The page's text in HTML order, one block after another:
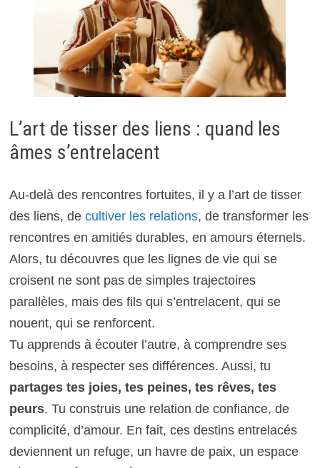
L’art de tisser des liens : quand les
âmes s’entrelacent
Au-delà des rencontres fortuites, il y a l’art de tisser
des liens, de cultiver les relations, de transformer les
rencontres en amitiés durables, en amours éternels.
Alors, tu découvres que les lignes de vie qui se
croisent ne sont pas de simples trajectoires
parallèles, mais des fils qui s’entrelacent, qui se
nouent, qui se renforcent.
Tu apprends à écouter l’autre, à comprendre ses
besoins, à respecter ses différences. Aussi, tu
partages tes joies, tes peines, tes rêves, tes
peurs. Tu construis une relation de confiance, de
complicité, d’amour. En fait, ces destins entrelacés
deviennent un refuge, un havre de paix, un espace